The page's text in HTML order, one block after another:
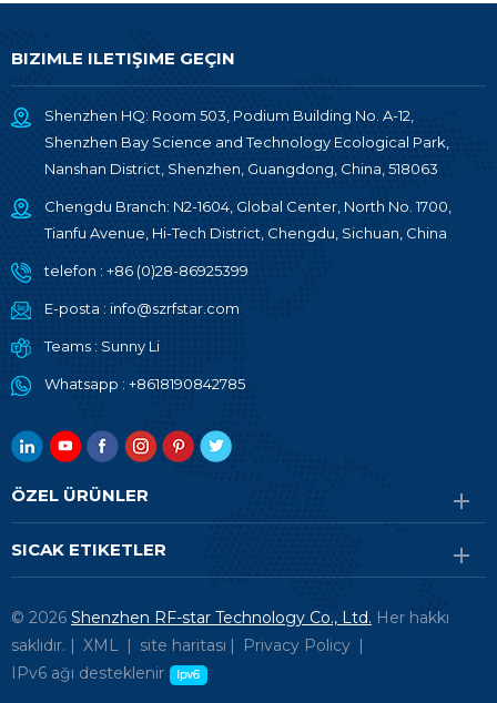
BIZIMLE ILETIŞIME GEÇIN
Shenzhen HQ: Room 503, Podium Building No. A-12,
Shenzhen Bay Science and Technology Ecological Park,
Nanshan District, Shenzhen, Guangdong, China, 518063
Chengdu Branch: N2-1604, Global Center, North No. 1700,
Tianfu Avenue, Hi-Tech District, Chengdu, Sichuan, China
telefon : +86 (0)28-86925399
E-posta : info@szrfstar.com
Teams : Sunny Li
Whatsapp : +8618190842785
ÖZEL ÜRÜNLER
SICAK ETIKETLER
© 2026 Shenzhen RF-star Technology Co., Ltd. Her hakkı
saklıdır. | XML | site haritası | Privacy Policy |
IPv6 ağı desteklenir